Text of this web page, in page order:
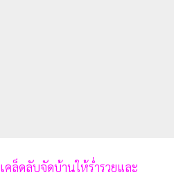
เคล็ดลับจัดบ้านให้ร่ำรวยและ